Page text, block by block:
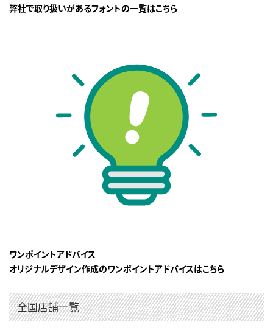
弊社で取り扱いがあるフォントの一覧はこちら
ワンポイントアドバイス
オリジナルデザイン作成のワンポイントアドバイスはこちら
全国店舗一覧